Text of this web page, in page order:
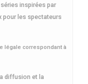
inspirées par
pour les spectateurs
légale correspondant à
diffusion et la